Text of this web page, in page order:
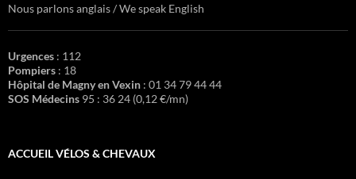
Nous parlons anglais / We speak English
Urgences : 112
Pompiers : 18
Hôpital de Magny en Vexin : 01 34 79 44 44
SOS Médecins 95 : 36 24 (0,12 €/mn)
ACCUEIL VÉLOS & CHEVAUX